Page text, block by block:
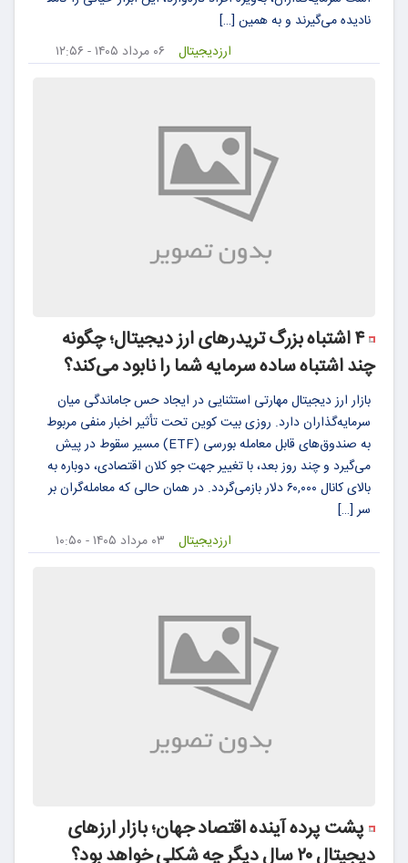
نادیده می‌گیرند و به همین […]
۰۶ مرداد ۱۴۰۵ - ۱۲:۵۶
ارزدیجیتال
۴ اشتباه بزرگ تریدرهای ارز دیجیتال؛ چگونه
چند اشتباه ساده سرمایه شما را نابود می‌کند؟
بازار ارز دیجیتال مهارتی استثنایی در ایجاد حس جاماندگی میان
سرمایه‌گذاران دارد. روزی بیت کوین تحت تأثیر اخبار منفی مربوط
به صندوق‌های قابل معامله بورسی (ETF) مسیر سقوط در پیش
می‌گیرد و چند روز بعد، با تغییر جهت جو کلان اقتصادی، دوباره به
بالای کانال ۶۰,۰۰۰ دلار بازمی‌گردد. در همان حالی که معامله‌گران بر
سر […]
۰۳ مرداد ۱۴۰۵ - ۱۰:۵۰
ارزدیجیتال
پشت پرده آینده اقتصاد جهان؛ بازار ارزهای
دیجیتال ۲۰ سال دیگر چه شکلی خواهد بود؟